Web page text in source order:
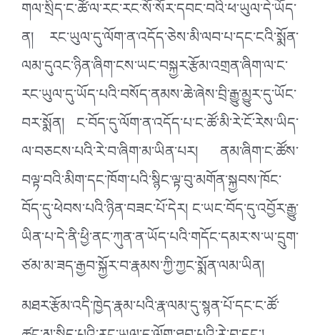
གལ་སྲིད་ང་ཚོ་ལ་རང་རང་སོ་སོར་དབང་བའི་ཕ་ཡུལ་དེ་ཡོད་
ན། རང་ཡུལ་དུ་ལོག་ན་འདོད་ཅེས་མི་ལབ་པ་དང་ངའི་སྨོན་
ལམ་དུའང་ཉིན་ཞིག་ངས་ཡང་བསྐྱར་རྩོམ་འགྲན་ཞིག་ལ་ང་
རང་ཡུལ་དུ་ཡོད་པའི་བསོད་ནམས་ཆེ་ཞེས་བྲི་རྒྱུ་མྱུར་དུ་ཡོང་
བར་སྨོན། ང་བོད་དུ་ལོག་ན་འདོད་པ་ང་ཚོ་མི་རེ་ངོ་རེས་ཡིད་
ལ་བཅངས་པའི་རེ་བ་ཞིག་མ་ཡིན་པར། ནམ་ཞིག་ང་ཚོས་
བལྟ་བའི་མིག་དང་ཁོག་པའི་སྙིང་ལྟ་བུ་མགོན་སྐྱབས་ཁོང་
བོད་དུ་ཕེབས་པའི་ཉིན་བཟང་པོ་དེར། ང་ཡང་བོད་དུ་འབྱོར་རྒྱུ་
ཡིན་པ་དེ་ནི་ཕྱི་ནང་ཀུན་ན་ཡོད་པའི་གདོང་དམར་ས་ཡ་དྲུག་
ཙམ་མ་ཟད་རྒྱབ་སྐྱོར་བ་རྣམས་ཀྱི་ཀྱང་སྨོན་ལམ་ཡིན།
མཐར་རྩོམ་འདི་ཁྱེད་རྣམ་པའི་རྣ་ལམ་དུ་སྙན་པོ་དང་ང་ཚོ་